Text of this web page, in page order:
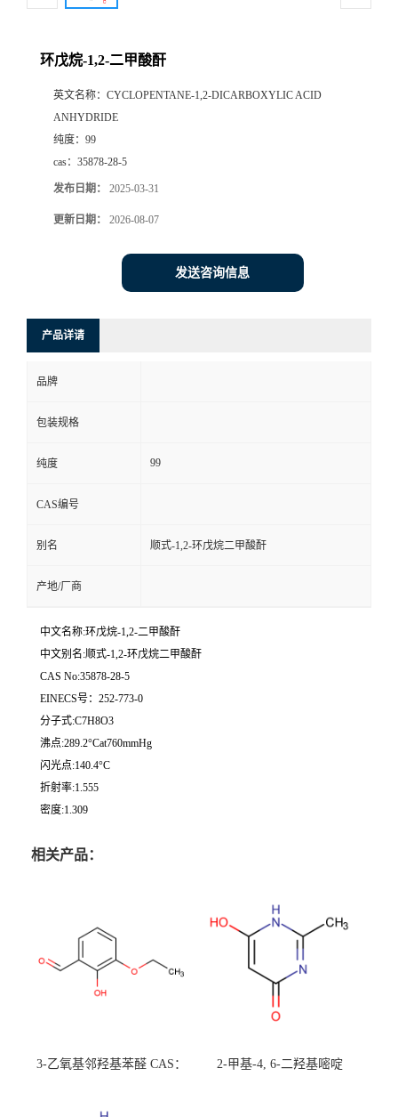
环戊烷-1,2-二甲酸酐
英文名称： CYCLOPENTANE-1,2-DICARBOXYLIC ACID
ANHYDRIDE
纯度： 99
cas： 35878-28-5
发布日期： 2025-03-31
更新日期： 2026-08-07
发送咨询信息
产品详请
品牌
包装规格
纯度 99
CAS编号
别名 顺式-1,2-环戊烷二甲酸酐
产地/厂商
中文名称:环戊烷-1,2-二甲酸酐
中文别名:顺式-1,2-环戊烷二甲酸酐
CAS No:35878-28-5
EINECS号：252-773-0
分子式:C7H8O3
沸点:289.2°Cat760mmHg
闪光点:140.4°C
折射率:1.555
密度:1.309
相关产品：
3-乙氧基邻羟基苯醛 CAS：
校可先用后付
2-甲基-4, 6-二羟基嘧啶